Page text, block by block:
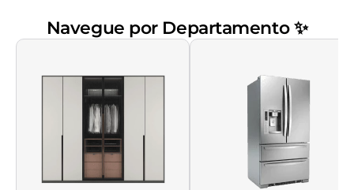
Navegue por Departamento ✨